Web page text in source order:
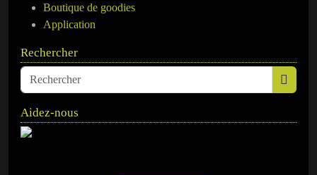
Boutique de goodies
Application
Rechercher
Aidez-nous